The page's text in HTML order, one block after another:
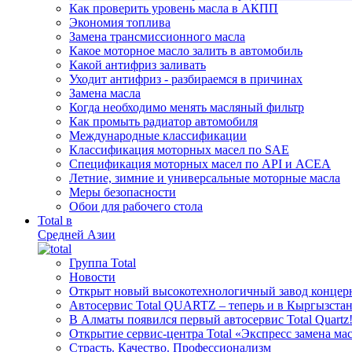
Как проверить уровень масла в АКПП
Экономия топлива
Замена трансмиссионного масла
Какое моторное масло залить в автомобиль
Какой антифриз заливать
Уходит антифриз - разбираемся в причинах
Замена масла
Когда необходимо менять масляный фильтр
Как промыть радиатор автомобиля
Международные классификации
Классификация моторных масел по SAE
Спецификация моторных масел по API и ACEA
Летние, зимние и универсальные моторные масла
Меры безопасности
Обои для рабочего стола
Total в
Средней Азии
Группа Total
Новости
Открыт новый высокотехнологичный завод
Автосервис Total QUARTZ – теперь и в
В Алматы появился первый автосервис Total Quartz!
Открытие сервис-центра Total «Экспресс замена
Cтрасть. Качество. Профессионализм